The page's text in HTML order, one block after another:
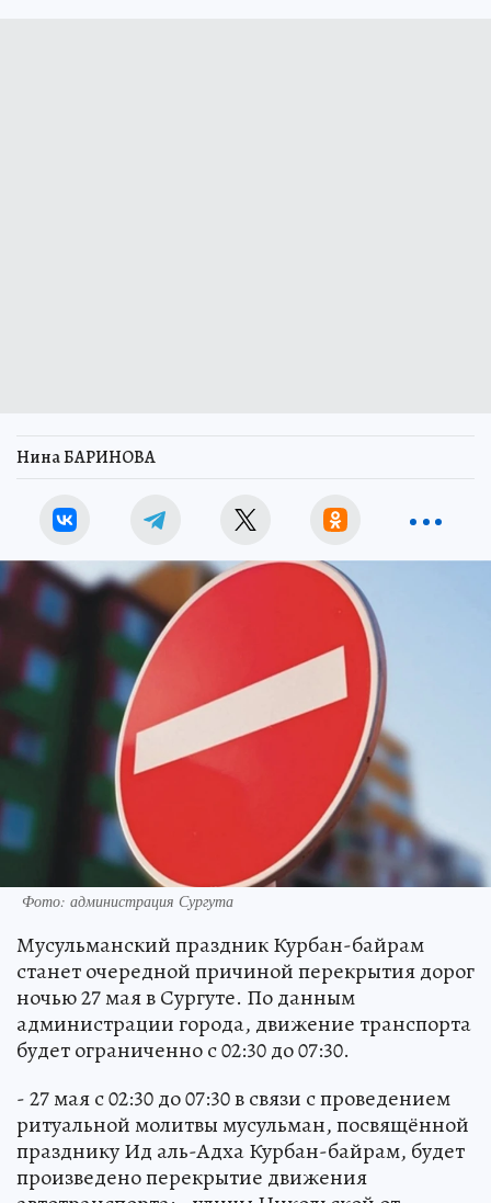
Нина БАРИНОВА
Фото: администрация Сургута
Мусульманский праздник Курбан-байрам
станет очередной причиной перекрытия дорог
ночью 27 мая в Сургуте. По данным
администрации города, движение транспорта
будет ограниченно с 02:30 до 07:30.
- 27 мая с 02:30 до 07:30 в связи с проведением
ритуальной молитвы мусульман, посвящённой
празднику Ид аль-Адха Курбан-байрам, будет
произведено перекрытие движения